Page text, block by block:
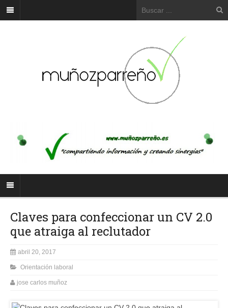
Claves para confeccionar un CV 2.0
que atraiga al reclutador
abril 20, 2017
Orientación laboral
jose carlos muñoz